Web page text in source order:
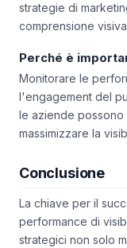
strumenti come il
strategie di
Perché è
Monitorare le
l'engagement del
le aziende
La chiave per il
performance di